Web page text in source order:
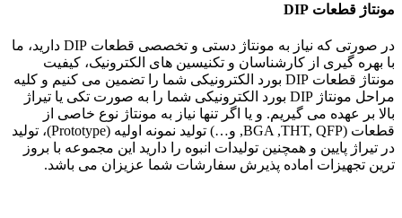
مونتاژ قطعات DIP
در صورتی که نیاز به مونتاژ دستی و تخصصی قطعات DIP دارید، ما
با بهره گیری از کارشناسان و تکنیسین های الکترونیک، کیفیت
مونتاژ قطعات DIP بورد الکترونیکی شما را تضمین می کنیم و کلیه
مراحل مونتاژ DIP بورد الکترونیکی شما را به صورت تکی یا تیراژ
بالا بر عهده می گیریم. و یا اگر تنها نیاز به مونتاژ نوع خاصی از
قطعات (BGA ,THT, QFP, و…) تولید نمونه اولیه (Prototype)، تولید
در تیراژ پایین و همچنین تولیدات انبوه را دارید این مجموعه با بروز
ترین تجهیزات اماده پذیرش سفارشات شما عزیزان می باشد.